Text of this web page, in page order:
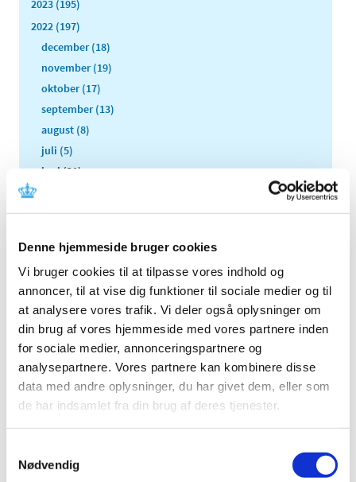
Denne hjemmeside bruger cookies
Vi bruger cookies til at tilpasse vores indhold og
annoncer, til at vise dig funktioner til sociale medier og til
at analysere vores trafik. Vi deler også oplysninger om
din brug af vores hjemmeside med vores partnere inden
for sociale medier, annonceringspartnere og
analysepartnere. Vores partnere kan kombinere disse
data med andre oplysninger, du har givet dem, eller som
de har indsamlet fra din brug af deres tjenester.
Nødvendig
2023 (195)
2022 (197)
december (18)
november (19)
oktober (17)
september (13)
august (8)
juli (5)
juni (21)
april (11)
februar (29)
januar (25)
2021 (516)
2020 (263)
2019 (159)
2018 (150)
2017 (167)
2016 (167)
2015 (33)
2013 (49)